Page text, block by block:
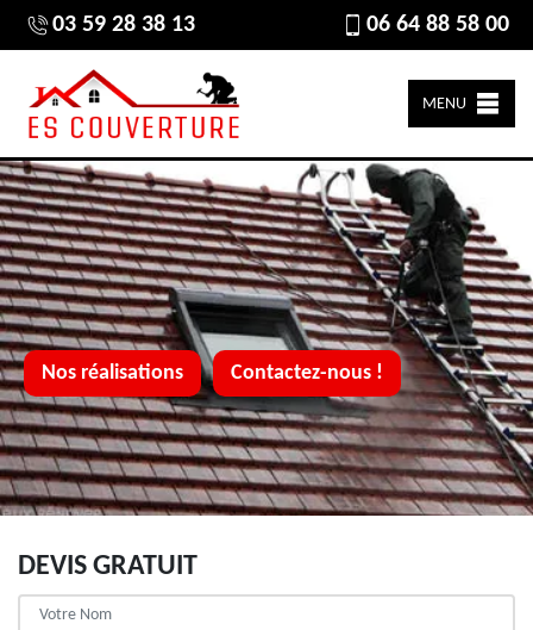
03 59 28 38 13 06 64 88 58 00
MENU
Nos réalisations Contactez-nous !
DEVIS GRATUIT